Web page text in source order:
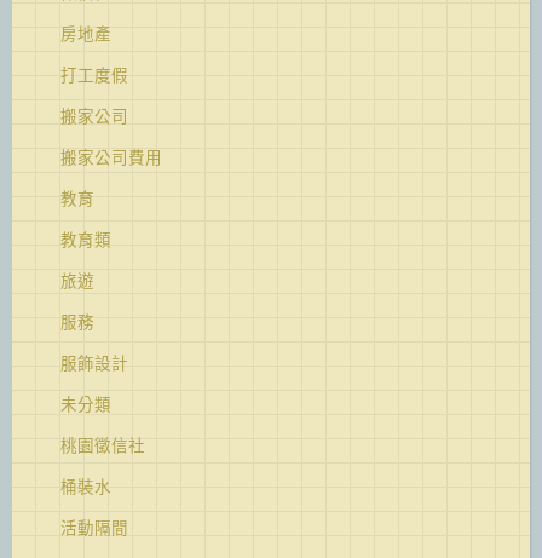
房地產
打工度假
搬家公司
搬家公司費用
教育
教育類
旅遊
服務
服飾設計
未分類
桃園徵信社
桶裝水
活動隔間